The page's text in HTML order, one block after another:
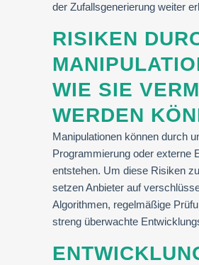
der Zufallsgenerierung weiter
RISIKEN
WIE SIE
WERDEN
Manipulationen können durch
Programmierung oder externe
entstehen. Um diese Risiken
setzen Anbieter auf
Algorithmen, regelmäßige
streng überwachte